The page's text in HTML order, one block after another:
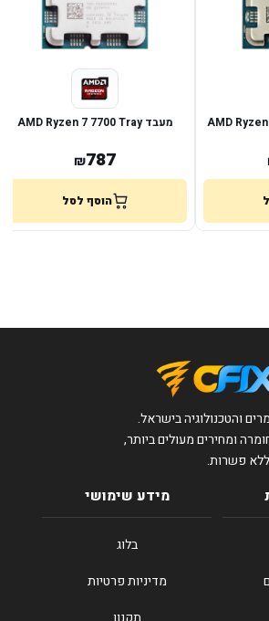
מעבד AMD Ryzen 7 7700 Tray
₪787
הוסף לסל
והטכנולוגיה בישראל.
ומחירים מעולים ביותר,
ללא פשרות.
מידע שימושי
בלוג
מדיניות פרטיות